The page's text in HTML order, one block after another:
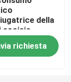
della
acciaio
richiesta